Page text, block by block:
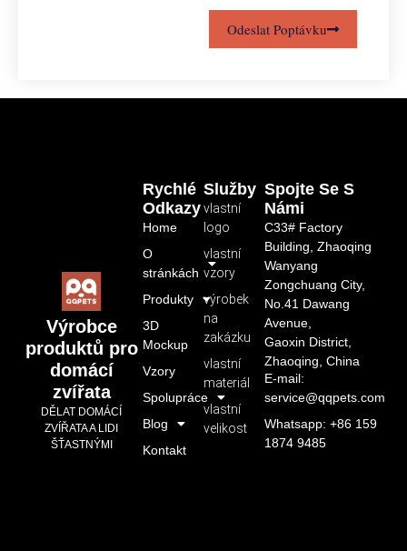
Odeslat Poptávku
Výrobce
produktů pro
domácí
zvířata
DĚLAT DOMÁCÍ
ZVÍŘATA A LIDI
ŠŤASTNÝMI
Služby
vlastní
logo
vlastní
vzory
výrobek
na
zakázku
vlastní
materiál
vlastní
velikost
Rychlé
Odkazy
Home
O
stránkách
Produkty
3D
Mockup
Vzory
Spolupráce
Blog
Kontakt
Spojte Se S
Námi
C33# Factory
Building, Zhaoqing
Wanyang
Zongchuang City,
No.41 Dawang
Avenue,
Gaoxin District,
Zhaoqing, China
E-mail:
service@qqpets.com
Whatsapp: +86 159
1874 9485